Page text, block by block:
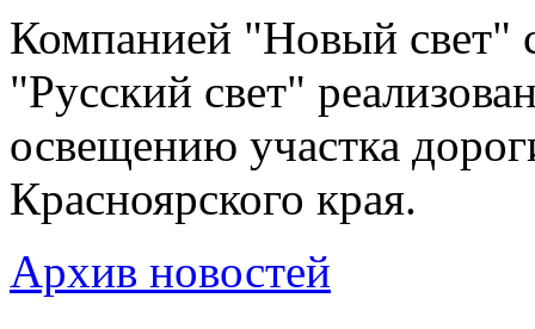
Компанией "Новый свет"
"Русский свет"
освещению участка
Красноярского края.
Архив новостей